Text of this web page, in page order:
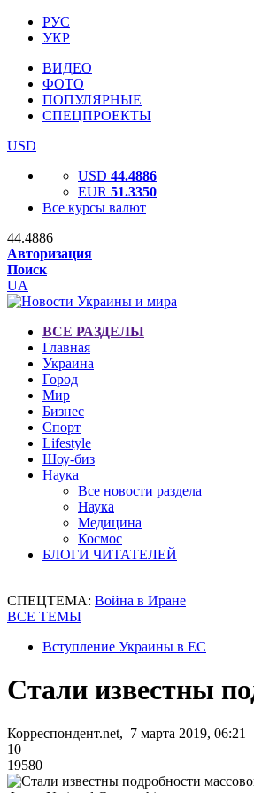
РУС
УКР
ВИДЕО
ФОТО
ПОПУЛЯРНЫЕ
СПЕЦПРОЕКТЫ
USD
USD 44.4886
EUR 51.3350
Все курсы валют
44.4886
Авторизация
Поиск
UA
ВСЕ РАЗДЕЛЫ
Главная
Украина
Город
Мир
Бизнес
Спорт
Lifestyle
Шоу-биз
Наука
Все новости раздела
Наука
Медицина
Космос
БЛОГИ ЧИТАТЕЛЕЙ
СПЕЦТЕМА: Война в Иране
ВСЕ ТЕМЫ
Вступление Украины в ЕС
Стали известны
Корреспондент.net, 7 марта 2019, 06:21
10
19580